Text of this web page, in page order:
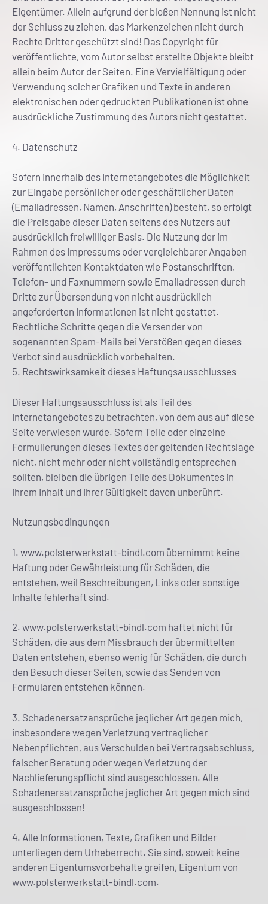
Eigentümer. Allein aufgrund der bloßen Nennung ist nicht
der Schluss zu ziehen, das Markenzeichen nicht durch
Rechte Dritter geschützt sind! Das Copyright für
veröffentlichte, vom Autor selbst erstellte Objekte bleibt
allein beim Autor der Seiten. Eine Vervielfältigung oder
Verwendung solcher Grafiken und Texte in anderen
elektronischen oder gedruckten Publikationen ist ohne
ausdrückliche Zustimmung des Autors nicht gestattet.
4. Datenschutz
Sofern innerhalb des Internetangebotes die Möglichkeit
zur Eingabe persönlicher oder geschäftlicher Daten
(Emailadressen, Namen, Anschriften) besteht, so erfolgt
die Preisgabe dieser Daten seitens des Nutzers auf
ausdrücklich freiwilliger Basis. Die Nutzung der im
Rahmen des Impressums oder vergleichbarer Angaben
veröffentlichten Kontaktdaten wie Postanschriften,
Telefon- und Faxnummern sowie Emailadressen durch
Dritte zur Übersendung von nicht ausdrücklich
angeforderten Informationen ist nicht gestattet.
Rechtliche Schritte gegen die Versender von
sogenannten Spam-Mails bei Verstößen gegen dieses
Verbot sind ausdrücklich vorbehalten.
5. Rechtswirksamkeit dieses Haftungsausschlusses
Dieser Haftungsausschluss ist als Teil des
Internetangebotes zu betrachten, von dem aus auf diese
Seite verwiesen wurde. Sofern Teile oder einzelne
Formulierungen dieses Textes der geltenden Rechtslage
nicht, nicht mehr oder nicht vollständig entsprechen
sollten, bleiben die übrigen Teile des Dokumentes in
ihrem Inhalt und ihrer Gültigkeit davon unberührt.
Nutzungsbedingungen
1. www.polsterwerkstatt-bindl.com übernimmt keine
Haftung oder Gewährleistung für Schäden, die
entstehen, weil Beschreibungen, Links oder sonstige
Inhalte fehlerhaft sind.
2. www.polsterwerkstatt-bindl.com haftet nicht für
Schäden, die aus dem Missbrauch der übermittelten
Daten entstehen, ebenso wenig für Schäden, die durch
den Besuch dieser Seiten, sowie das Senden von
Formularen entstehen können.
3. Schadenersatzansprüche jeglicher Art gegen mich,
insbesondere wegen Verletzung vertraglicher
Nebenpflichten, aus Verschulden bei Vertragsabschluss,
falscher Beratung oder wegen Verletzung der
Nachlieferungspflicht sind ausgeschlossen. Alle
Schadenersatzansprüche jeglicher Art gegen mich sind
ausgeschlossen!
4. Alle Informationen, Texte, Grafiken und Bilder
unterliegen dem Urheberrecht. Sie sind, soweit keine
anderen Eigentumsvorbehalte greifen, Eigentum von
www.polsterwerkstatt-bindl.com.